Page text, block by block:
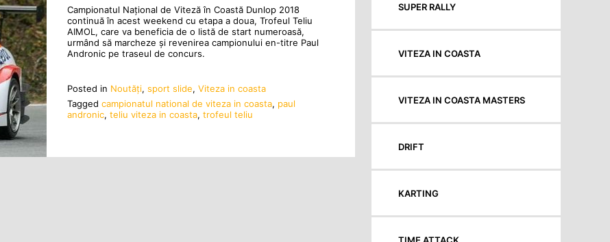
Campionatul Național de Viteză în Coastă Dunlop 2018
continuă în acest weekend cu etapa a doua, Trofeul Teliu
AIMOL, care va beneficia de o listă de start numeroasă,
urmând să marcheze și revenirea campionului en-titre Paul
Andronic pe traseul de concurs.
Posted in Noutăţi, sport slide, Viteza in coasta
Tagged campionatul national de viteza in coasta, paul
andronic, teliu viteza in coasta, trofeul teliu
SUPER RALLY
VITEZA IN COASTA
VITEZA IN COASTA MASTERS
DRIFT
KARTING